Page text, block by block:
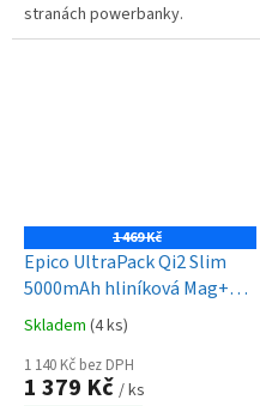
stranách powerbanky.
Kompatibilní s funkcí MagSafe a
1 469 Kč
Epico UltraPack Qi2 Slim
5000mAh hliníková Mag+
bezdrátová powerbanka
EM51 | kosmická oranžová |
15W
Skladem (4 ks)
1 140 Kč bez DPH
1 379 Kč / ks